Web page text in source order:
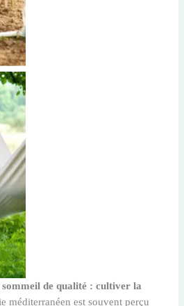
sommeil de qualité : cultiver la
méditerranéen est souvent perçu